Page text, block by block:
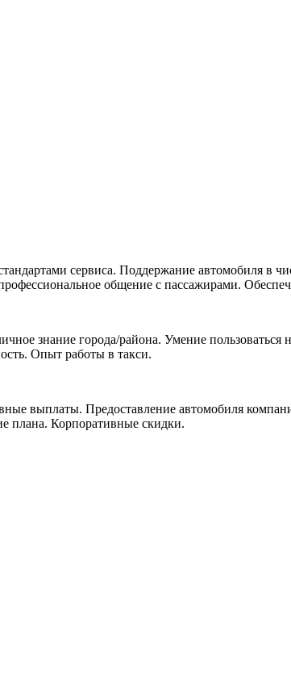
сервиса. Поддержание автомобиля в
общение с пассажирами.
знание города/района. Умение
Опыт работы в такси.
выплаты. Предоставление автомобиля
плана. Корпоративные скидки.